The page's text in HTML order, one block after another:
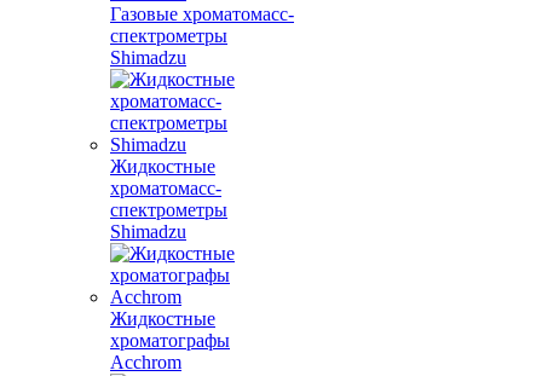
Газовые хроматомасс-
спектрометры
Shimadzu
Жидкостные
хроматомасс-
спектрометры
Shimadzu
Жидкостные
хроматографы
Acchrom